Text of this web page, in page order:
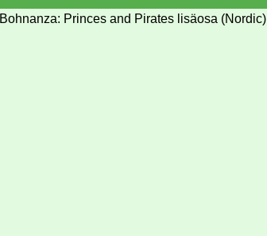
Bohnanza: Princes and Pirates lisäosa (Nordic)